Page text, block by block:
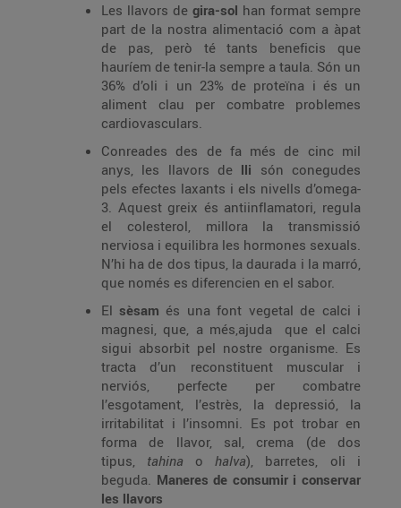
Les llavors de gira-sol han format sempre
part de la nostra alimentació com a àpat
de pas, però té tants beneficis que
hauríem de tenir-la sempre a taula. Són un
36% d’oli i un 23% de proteïna i és un
aliment clau per combatre problemes
cardiovasculars.
Conreades des de fa més de cinc mil
anys, les llavors de lli són conegudes
pels efectes laxants i els nivells d’omega-
3. Aquest greix és antiinflamatori, regula
el colesterol, millora la transmissió
nerviosa i equilibra les hormones sexuals.
N’hi ha de dos tipus, la daurada i la marró,
que només es diferencien en el sabor.
El sèsam és una font vegetal de calci i
magnesi, que, a més,ajuda que el calci
sigui absorbit pel nostre organisme. Es
tracta d’un reconstituent muscular i
nerviós, perfecte per combatre
l’esgotament, l’estrès, la depressió, la
irritabilitat i l’insomni. Es pot trobar en
forma de llavor, sal, crema (de dos
tipus, tahina o halva), barretes, oli i
beguda. Maneres de consumir i conservar
les llavors